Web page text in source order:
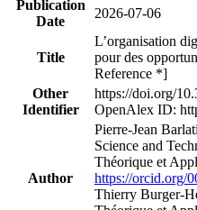
Publication
Date
2026-07-06
Title
L’organisation
pour des
Reference *]
Other
Identifier
https://doi.org/
OpenAlex ID:
Author
Pierre‐Jean
Science and
Théorique et
https://orcid.org/
Thierry